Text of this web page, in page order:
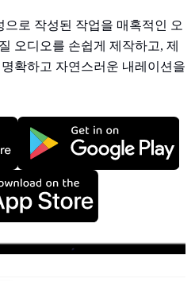
으로 작성된 작업을 매혹적인 오
오디오를 손쉽게 제작하고, 제
확하고 자연스러운 내레이션을